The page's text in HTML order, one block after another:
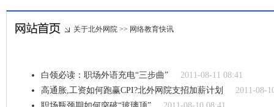
关于北外网院 >> 网络教育快讯
白领必读：职场外语充电“三步曲”
2011-08-11 08:41
高通胀,工资如何跑赢CPI?北外网院支招加薪计划
2011-08-